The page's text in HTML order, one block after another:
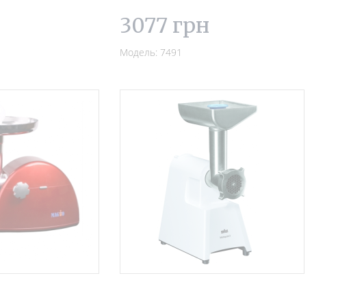
3077 грн
Модель: 7491